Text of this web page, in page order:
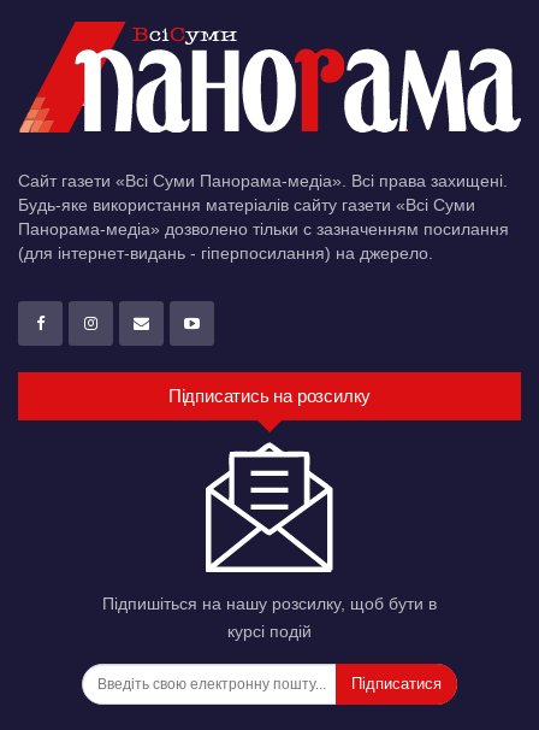
Сайт газети «Всі Суми Панорама-медіа». Всі права захищені.
Будь-яке використання матеріалів сайту газети «Всі Суми
Панорама-медіа» дозволено тільки c зазначенням посилання
(для інтернет-видань - гіперпосилання) на джерело.
Підписатись на розсилку
Підпишіться на нашу розсилку, щоб бути в
курсі подій
Підписатися